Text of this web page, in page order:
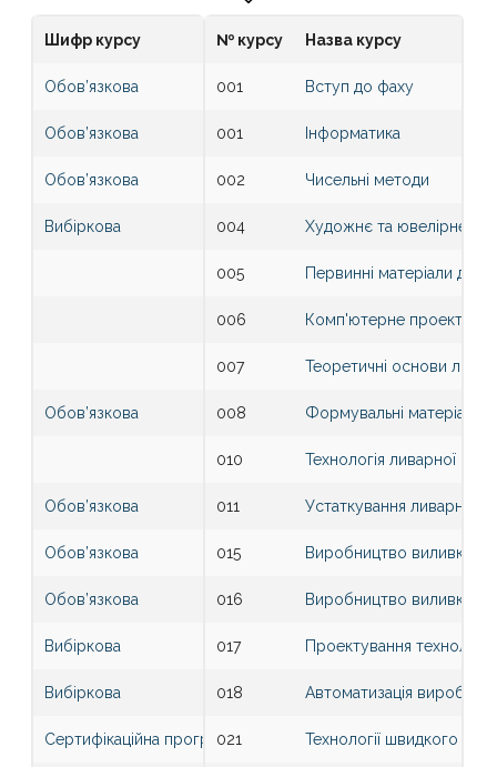
№ курсу Назва курсу
001 Вступ до фаху
001 Інформатика
002 Чисельні методи
004 Художнє та ювелірне
005 Первинні матеріали для
006 Комп'ютерне
007 Теоретичні основи
008 Формувальні матеріали
010 Технологія ливарної
011 Устаткування ливарних
015 Виробництво виливків із
016 Виробництво виливків із
017 Проектування
018 Автоматизація
021 Технології швидкого
Шифр курсу
Обов’язкова
Обов’язкова
Обов’язкова
Вибіркова
Обов’язкова
Обов’язкова
Обов’язкова
Обов’язкова
Вибіркова
Вибіркова
Сертифікаційна програма